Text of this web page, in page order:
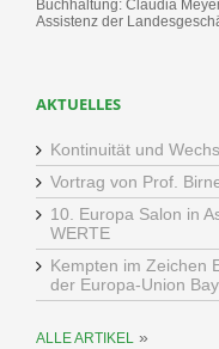
Buchhaltung: Claudia
Assistenz der
AKTUELLES
Kontinuität und
Vortrag von Prof.
10. Europa Salon in
WERTE
Kempten im Zeichen
der Europa-Union
ALLE ARTIKEL »